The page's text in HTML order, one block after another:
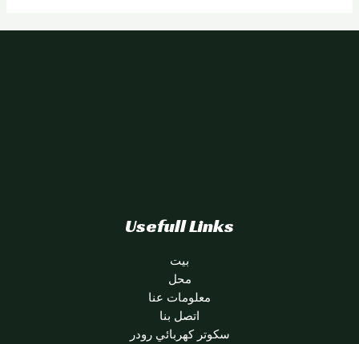
Usefull Links
بيت
محل
معلومات عنا
اتصل بنا
سكوتر كهربائي رودر